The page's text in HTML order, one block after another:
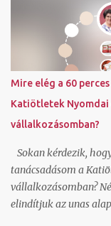
referenciáim közül,
Továbbiakat a
bizalommal, ha
konzultációs
)
Mire elég a 60
Katiötletek
vállalkozásomban?
Sokan kérdezik,
tanácsadásom a
vállalkozásomban?
elindítjuk az unas